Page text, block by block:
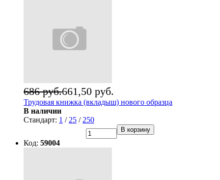
661,50 руб.
686 руб.
Трудовая книжка (вкладыш) нового образца
В наличии
Стандарт: 1 / 25 / 250
В корзину
Код: 59004